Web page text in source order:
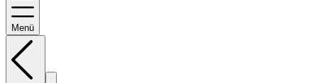
Menü